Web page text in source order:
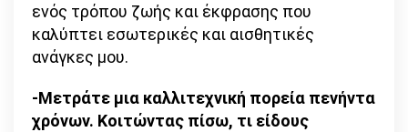
ενός τρόπου ζωής και έκφρασης που
καλύπτει εσωτερικές και αισθητικές
ανάγκες μου.
-Μετράτε μια καλλιτεχνική πορεία πενήντα
χρόνων. Κοιτώντας πίσω, τι είδους